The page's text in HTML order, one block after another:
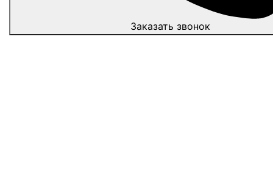
Заказать звонок